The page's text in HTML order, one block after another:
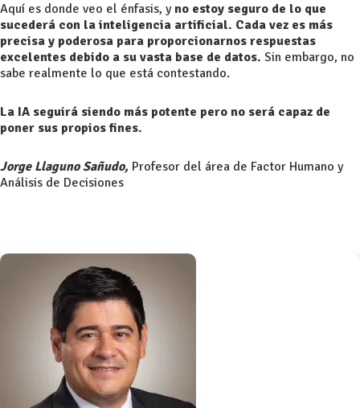
Aquí es donde veo el énfasis, yno estoy seguro de lo que
sucederá con la inteligencia artificial. Cada vez es más
precisa y poderosa para proporcionarnos respuestas
excelentes debido a su vasta base de datos. Sin embargo, no
sabe realmente lo que está contestando.
La IA seguirá siendo más potente pero no será capaz de
poner sus propios fines.
Jorge Llaguno Sañudo, Profesor del área de Factor Humano y
Análisis de Decisiones